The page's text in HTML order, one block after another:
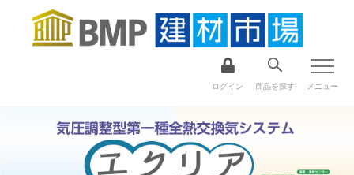
ログイン 商品を探す メニュー